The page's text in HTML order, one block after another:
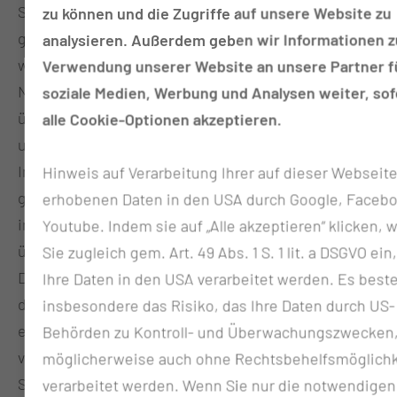
Server von Google in den USA übertragen und dort
gekürzt. Im Auftrag des Betreibers dieser Website
wird Google diese Informationen benutzen, um Ihre
Nutzung der Website auszuwerten, um Reports
über die Websiteaktivitäten zusammenzustellen
und um weitere mit der Websitenutzung und der
Internetnutzung verbundene Dienstleistungen
gegenüber dem Websitebetreiber zu erbringen. Die
im Rahmen von Google Analytics von Ihrem Browser
übermittelte IP-Adresse wird nicht mit anderen
Daten von Google zusammengeführt. Sie können
die Speicherung der Cookies durch eine
entsprechende Einstellung Ihrer Browser-Software
verhindern; wir weisen Sie jedoch darauf hin, dass
Sie in diesem Fall gegebenenfalls nicht sämtliche
zu können und die Zugriffe auf unsere Website zu
analysieren. Außerdem geben wir Informationen
Verwendung unserer Website an unsere Partner
soziale Medien, Werbung und Analysen weiter,
alle Cookie-Optionen akzeptieren.
Hinweis auf Verarbeitung Ihrer auf dieser Webseite
erhobenen Daten in den USA durch Google,
Youtube. Indem sie auf „Alle akzeptieren“ klicken,
Sie zugleich gem. Art. 49 Abs. 1 S. 1 lit. a DSGVO
Ihre Daten in den USA verarbeitet werden. Es
insbesondere das Risiko, das Ihre Daten durch US-
Behörden zu Kontroll- und
möglicherweise auch ohne
verarbeitet werden. Wenn Sie nur die notwendigen